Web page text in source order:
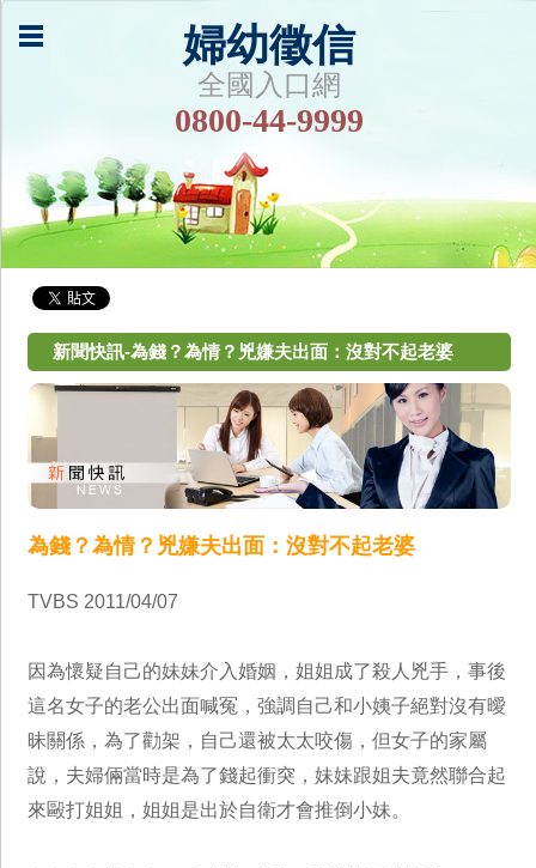
婦幼徵信
全國入口網
0800-44-9999
新聞快訊-為錢？為情？兇嫌夫出面：沒對不起老婆
為錢？為情？兇嫌夫出面：沒對不起老婆
TVBS 2011/04/07
因為懷疑自己的妹妹介入婚姻，姐姐成了殺人兇手，事後
這名女子的老公出面喊冤，強調自己和小姨子絕對沒有曖
昧關係，為了勸架，自己還被太太咬傷，但女子的家屬
說，夫婦倆當時是為了錢起衝突，妹妹跟姐夫竟然聯合起
來毆打姐姐，姐姐是出於自衛才會推倒小妹。